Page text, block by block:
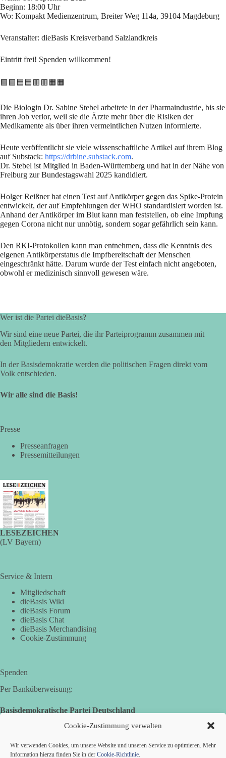
Cookie-Zustimmung verwalten
Wir verwenden Cookies, um unsere Website und unseren Service zu optimieren. Mehr
Information hierzu finden Sie in der Cookie-Richtlinie.
Beginn: 18:00 Uhr
Wo: Kompakt Medienzentrum, Breiter Weg 114a, 39104 Magdeburg
Veranstalter: dieBasis Kreisverband Salzlandkreis
Eintritt frei! Spenden willkommen!
🟩🟩🟦🟦🟥🟥🟧🟧
Die Biologin Dr. Sabine Stebel arbeitete in der Pharmaindustrie, bis sie
ihren Job verlor, weil sie die Ärzte mehr über die Risiken der
Medikamente als über ihren vermeintlichen Nutzen informierte.
Heute veröffentlicht sie viele wissenschaftliche Artikel auf ihrem Blog
auf Substack: https://drbine.substack.com.
Dr. Stebel ist Mitglied in Baden-Württemberg und hat in der Nähe von
Freiburg zur Bundestagswahl 2025 kandidiert.
Holger Reißner hat einen Test auf Antikörper gegen das Spike-Protein
entwickelt, der auf Empfehlungen der WHO standardisiert worden ist.
Anhand der Antikörper im Blut kann man feststellen, ob eine Impfung
gegen Corona nicht nur unnötig, sondern sogar gefährlich sein kann.
Den RKI-Protokollen kann man entnehmen, dass die Kenntnis des
eigenen Antikörperstatus die Impfbereitschaft der Menschen
eingeschränkt hätte. Darum wurde der Test einfach nicht angeboten,
obwohl er medizinisch sinnvoll gewesen wäre.
Wer ist die Partei dieBasis?
Wir sind eine neue Partei, die ihr Parteiprogramm zusammen mit
den Mitgliedern entwickelt.
In der Basisdemokratie werden die politischen Fragen direkt vom
Volk entschieden.
Wir alle sind die Basis!
Presse
Presseanfragen
Pressemitteilungen
LESEZEICHEN
(LV Bayern)
Service & Intern
Mitgliedschaft
dieBasis Wiki
dieBasis Forum
dieBasis Chat
dieBasis Merchandising
Cookie-Zustimmung
Spenden
Per Banküberweisung:
Basisdemokratische Partei Deutschland
IBAN: DE16 6539 0120 0434 1370 06
BIC: GENODES1EBI